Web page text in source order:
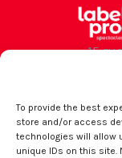
To provide the best
store and/or access
technologies will allow
unique IDs on this
15